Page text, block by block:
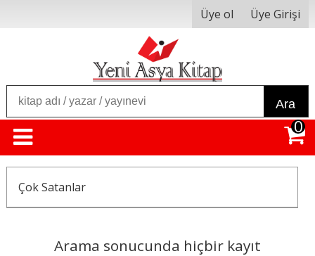
Üye ol Üye Girişi
Ara
0
Çok Satanlar
Arama sonucunda hiçbir kayıt